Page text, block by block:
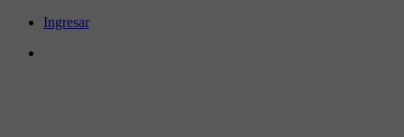
Ingresar